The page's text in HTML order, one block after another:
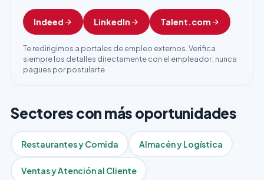
Indeed LinkedIn Talent.com
Te redirigimos a portales de empleo externos. Verifica
siempre los detalles directamente con el empleador; nunca
pagues por postularte.
Sectores con más oportunidades
Restaurantes y Comida Almacén y Logística
Ventas y Atención al Cliente